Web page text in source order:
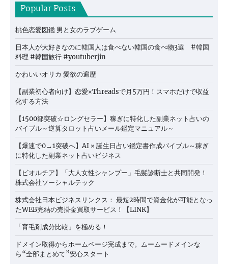
Popular Posts
桃色恋愛図鑑 男と女のラブゲーム
日本人が大好きなのに韓国人は食べない韓国の食べ物3選 #韓国
料理 #韓国旅行 #youtuberjin
かわいいオリカ 愛欲の遍歴
【副業初心者向け】恋愛×Threadsで月5万円！スマホだけで収益
化する方法
【1500部突破☆ロングセラー】稼ぎに特化した副業ネット占いの
バイブル～逆算タロット占いメール鑑定マニュアル～
【爆速で0→1突破へ】AI × 誕生日占い鑑定書作成バイブル～稼ぎ
に特化した副業ネット占いビジネス
【ビオルチア】「大人女性シャンプー」毛髪診断士と共同開発！
株式会社ソーシャルテック
株式会社日本ビジネスリンクス： 最短2時間で資金化が可能となっ
たWEB完結の売掛金買取サービス！【LINK】
「育毛剤成分比較」を極める！
ドメイン取得からホームページ完成まで。ムームードメインな
ら“全部まとめて”安心スタート